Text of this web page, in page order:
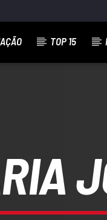
TOP 15